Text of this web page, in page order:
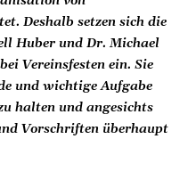
Deshalb setzen sich die
Huber und Dr. Michael
Vereinsfesten ein. Sie
und wichtige Aufgabe
halten und angesichts
Vorschriften überhaupt